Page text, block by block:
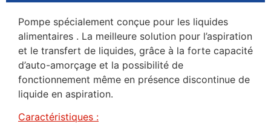
Pompe spécialement conçue pour les liquides
alimentaires . La meilleure solution pour l’aspiration
et le transfert de liquides, grâce à la forte capacité
d’auto-amorçage et la possibilité de
fonctionnement même en présence discontinue de
liquide en aspiration.
Caractéristiques :